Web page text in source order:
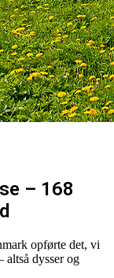
– 168
opførte det, vi
altså dysser og